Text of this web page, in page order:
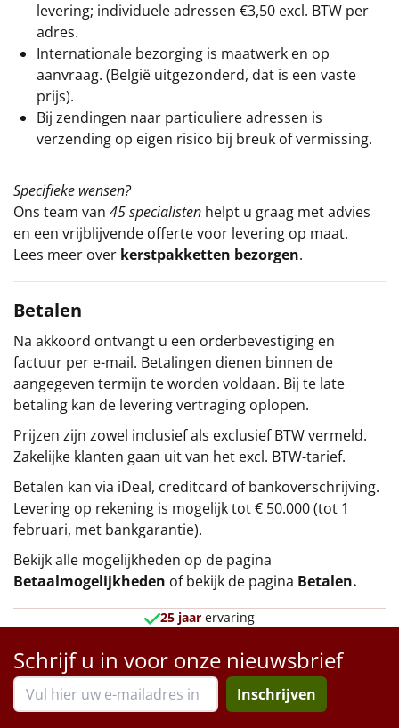
levering; individuele adressen €3,50 excl. BTW per
adres.
Internationale bezorging is maatwerk en op
aanvraag. (België uitgezonderd, dat is een vaste
prijs).
Bij zendingen naar particuliere adressen is
verzending op eigen risico bij breuk of vermissing.
Specifieke wensen?
Ons team van 45 specialisten helpt u graag met advies
en een vrijblijvende offerte voor levering op maat.
Lees meer over kerstpakketten bezorgen.
Betalen
Na akkoord ontvangt u een orderbevestiging en
factuur per e-mail. Betalingen dienen binnen de
aangegeven termijn te worden voldaan. Bij te late
betaling kan de levering vertraging oplopen.
Prijzen zijn zowel inclusief als exclusief BTW vermeld.
Zakelijke klanten gaan uit van het excl. BTW-tarief.
Betalen kan via iDeal, creditcard of bankoverschrijving.
Levering op rekening is mogelijk tot € 50.000 (tot 1
februari, met bankgarantie).
Bekijk alle mogelijkheden op de pagina
Betaalmogelijkheden of bekijk de pagina Betalen.
25 jaar ervaring
Schrijf u in voor onze nieuwsbrief
Inschrijven